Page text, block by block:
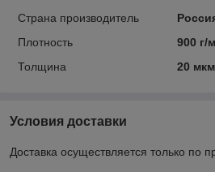
Страна производитель
Плотность
900 г/
Толщина
20 мкм
Условия доставки
Доставка осуществляется только по